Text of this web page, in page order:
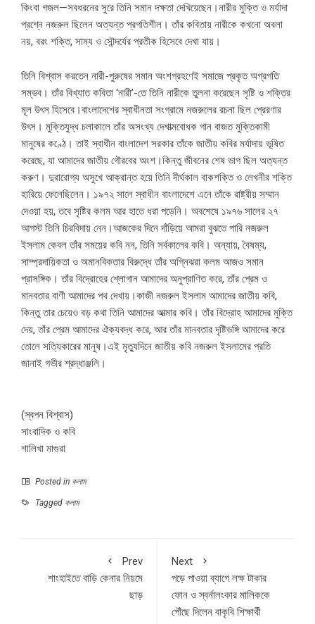
কিংবা গজল—সবধরনের সুরে তিনি সমান দক্ষতা দেখিয়েছেন।নারীর মুক্তি ও মর্যাদা
প্রশ্নে নজরুল ছিলেন অত্যন্ত প্রগতিশীল। তাঁর কবিতায় নারীকে কখনো অবলা
নয়, বরং শক্তি, সাম্য ও সৌন্দর্যের প্রতীক হিসেবে দেখা যায়।
তিনি বিশ্বাস করতেন নারী-পুরুষের সমান অংশগ্রহণেই সমাজে প্রকৃত অগ্রগতি
সম্ভব। তাঁর বিখ্যাত কবিতা ‘নারী’-তে তিনি নারীকে তুলনা করেছেন সৃষ্টি ও শক্তির
মূল উৎস হিসেবে।বাংলাদেশের স্বাধীনতা সংগ্রামে নজরুলের রচনা ছিল প্রেরণার
উৎস। মুক্তিযুদ্ধ চলাকালে তাঁর অসংখ্য দেশাত্মবোধক গান বাজত মুক্তিকামী
মানুষের কণ্ঠে। তাই স্বাধীন বাংলাদেশ সরকার তাঁকে জাতীয় কবির মর্যাদায় ভূষিত
করেছে, যা আমাদের জাতীয় গৌরবের অংশ।কিন্তু জীবনের শেষ ভাগ ছিল অত্যন্ত
করুণ। দুরারোগ্য অসুখে আক্রান্ত হয়ে তিনি দীর্ঘকাল বাকশক্তি ও লেখনীর শক্তি
হারিয়ে ফেলেছিলেন। ১৯৭২ সালে স্বাধীন বাংলাদেশে এনে তাঁকে রাষ্ট্রীয় সম্মান
দেওয়া হয়, তবে সৃষ্টির কলম আর হাতে ধরা পড়েনি। অবশেষে ১৯৭৬ সালের ২৭
আগস্ট তিনি চিরবিদায় নেন।আজকের দিনে দাঁড়িয়ে আমরা বুঝতে পারি নজরুল
ইসলাম কেবল তাঁর সময়ের কবি নন, তিনি সর্বকালের কবি। অন্যায়, বৈষম্য,
সাম্প্রদায়িকতা ও অমানবিকতার বিরুদ্ধে তাঁর অগ্নিঝরা কলম আজও সমান
প্রাসঙ্গিক। তাঁর বিদ্রোহের শ্লোগান আমাদের অনুপ্রাণিত করে, তাঁর প্রেম ও
মানবতার বাণী আমাদের পথ দেখায়।কাজী নজরুল ইসলাম আমাদের জাতীয় কবি,
কিন্তু তার চেয়েও বড় কথা তিনি আমাদের আত্মার কবি। তাঁর বিদ্রোহ আমাদের মুক্তি
দেয়, তাঁর প্রেম আমাদের ঐক্যবদ্ধ করে, আর তাঁর মানবতার দৃষ্টিভঙ্গি আমাদের করে
তোলে সত্যিকারের মানুষ।এই মৃত্যুদিনে জাতীয় কবি নজরুল ইসলামের প্রতি
জানাই গভীর শ্রদ্ধাঞ্জলি।
(স্বপন বিশ্বাস)
সাংবাদিক ও কবি
শালিখা মাগুরা
Posted in কলাম
Tagged কলাম
Prev
শাংহাইতে বাড়ি কেনার নিয়মে
ছাড়
Next
পড়ে পাওয়া ব্যাগে লক্ষ টাকার
ফোন ও স্বর্নালংকার মালিককে
পৌঁছে দিলেন বাকৃবি শিক্ষার্থী